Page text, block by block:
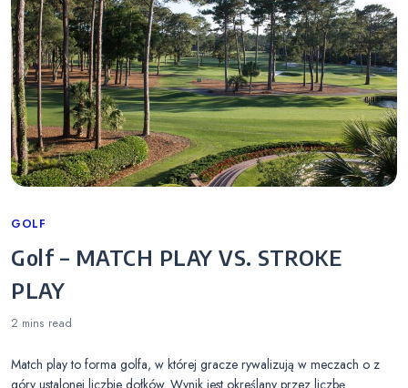
Categories
GOLF
Golf – MATCH PLAY VS. STROKE
PLAY
2 mins read
Match play to forma golfa, w której gracze rywalizują w meczach o z
góry ustalonej liczbie dołków. Wynik jest określany przez liczbę